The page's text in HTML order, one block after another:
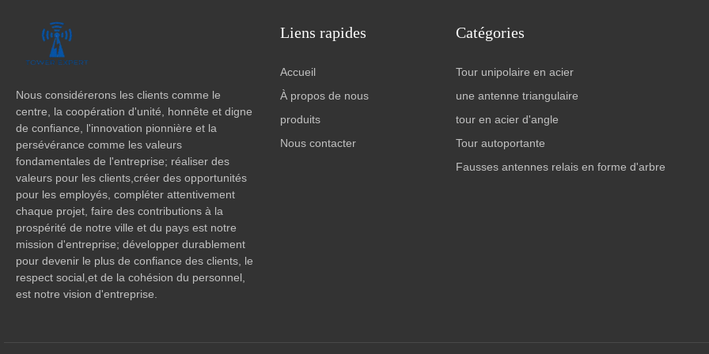
Nous considérerons les clients comme le
centre, la coopération d'unité, honnête et digne
de confiance, l'innovation pionnière et la
persévérance comme les valeurs
fondamentales de l'entreprise; réaliser des
valeurs pour les clients,créer des opportunités
pour les employés, compléter attentivement
chaque projet, faire des contributions à la
prospérité de notre ville et du pays est notre
mission d'entreprise; développer durablement
pour devenir le plus de confiance des clients, le
respect social,et de la cohésion du personnel,
est notre vision d'entreprise.
Liens rapides
Accueil
À propos de nous
produits
Nous contacter
Catégories
Tour unipolaire en acier
une antenne triangulaire
tour en acier d'angle
Tour autoportante
Fausses antennes relais en forme d'arbre